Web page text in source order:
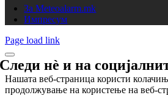
За Meteoalarm.mk
Импресум
Page load link
Следи нѐ и на
Нашата веб-страница користи
продолжување на користење на веб-